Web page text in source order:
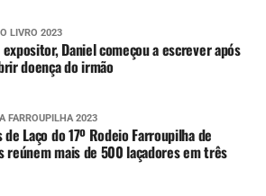
LIVRO 2023
expositor, Daniel começou a escrever após
doença do irmão
FARROUPILHA 2023
de Laço do 17º Rodeio Farroupilha de
reúnem mais de 500 laçadores em três